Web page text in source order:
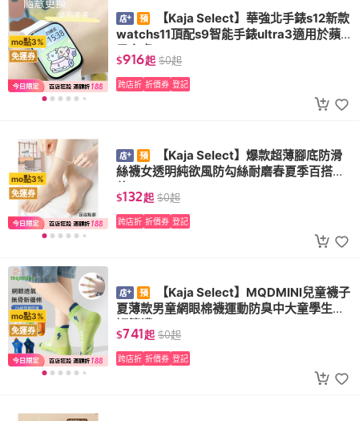
mo點3%
免運券
【Kaja Select】華強北手錶s12新款
watchs11頂配s9智能手錶ultra3適用於蘋
果安卓
$916起 $0起
跨店折 折價券 登記
mo點3%
免運券
【Kaja Select】爆款超薄腳底防滑
絲襪女透明純欲風防勾絲耐磨春夏季百搭同
款
$132起 $0起
跨店折 折價券 登記
mo點3%
免運券
【Kaja Select】MQDMINI兒童襪子
夏薄款男童網眼棉襪運動防臭中大童學生中
短筒襪
$741起 $0起
跨店折 折價券 登記